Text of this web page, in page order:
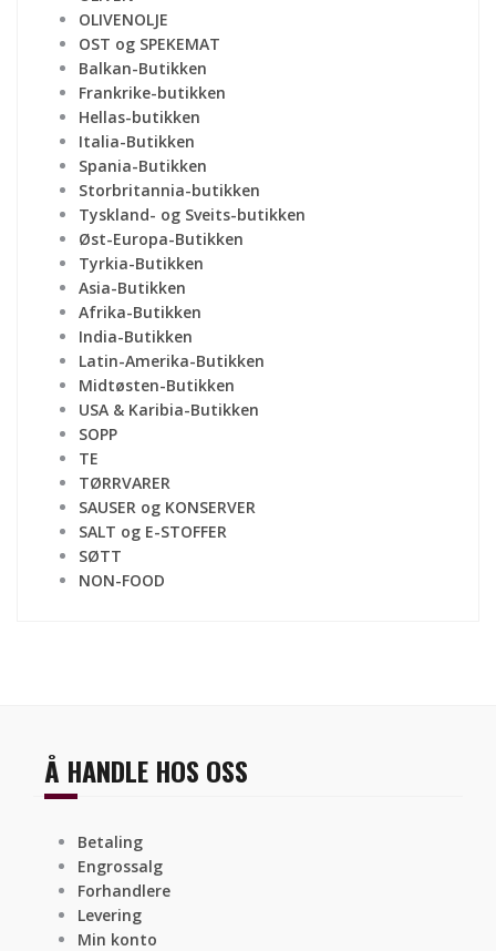
OLIVENOLJE
OST og SPEKEMAT
Balkan-Butikken
Frankrike-butikken
Hellas-butikken
Italia-Butikken
Spania-Butikken
Storbritannia-butikken
Tyskland- og Sveits-butikken
Øst-Europa-Butikken
Tyrkia-Butikken
Asia-Butikken
Afrika-Butikken
India-Butikken
Latin-Amerika-Butikken
Midtøsten-Butikken
USA & Karibia-Butikken
SOPP
TE
TØRRVARER
SAUSER og KONSERVER
SALT og E-STOFFER
SØTT
NON-FOOD
Å HANDLE HOS OSS
Betaling
Engrossalg
Forhandlere
Levering
Min konto